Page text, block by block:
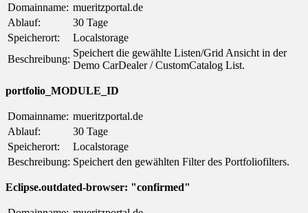
Domainname: mueritzportal.de
Ablauf:
30 Tage
Speicherort:
Localstorage
Beschreibung:
Speichert die gewählte Listen/Grid Ansicht in der
Demo CarDealer / CustomCatalog List.
portfolio_MODULE_ID
Domainname: mueritzportal.de
Ablauf:
30 Tage
Speicherort:
Localstorage
Beschreibung: Speichert den gewählten Filter des Portfoliofilters.
Eclipse.outdated-browser: "confirmed"